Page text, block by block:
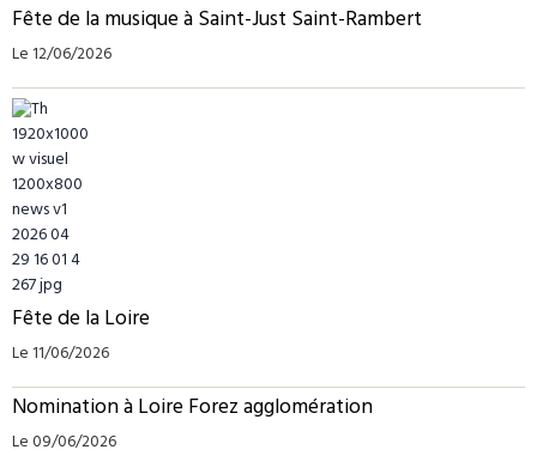
Fête de la musique à Saint-Just Saint-Rambert
Le 12/06/2026
Fête de la Loire
Le 11/06/2026
Nomination à Loire Forez agglomération
Le 09/06/2026